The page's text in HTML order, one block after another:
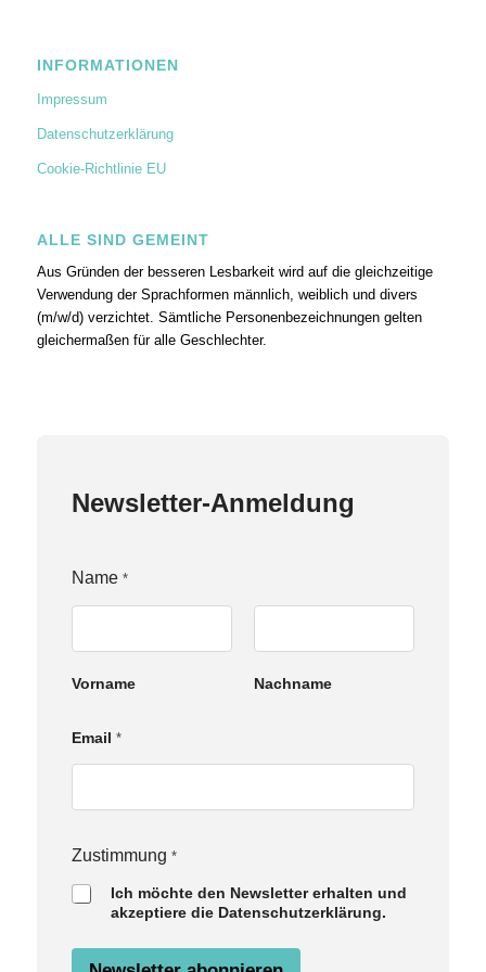
INFORMATIONEN
Impressum
Datenschutzerklärung
Cookie-Richtlinie EU
ALLE SIND GEMEINT
Aus Gründen der besseren Lesbarkeit wird auf die gleichzeitige
Verwendung der Sprachformen männlich, weiblich und divers
(m/w/d) verzichtet. Sämtliche Personenbezeichnungen gelten
gleichermaßen für alle Geschlechter.
Newsletter-Anmeldung
Name *
Vorname Nachname
Email *
N
m
Zustimmung *
Ich möchte den Newsletter erhalten und
akzeptiere die Datenschutzerklärung.